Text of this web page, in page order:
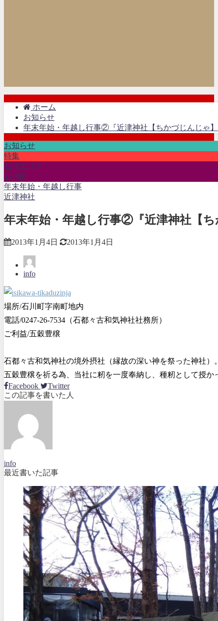
ホーム
お知らせ
年末年始・年越し行事②『近津神社【ちかづじんじゃ
お知らせ
特集
石川エリア
石川町
年末年始・年越し行事
近津神社
年末年始・年越し行事②『近津神社【
2013年1月4日 2013年1月4日
info
場所/石川町字南町地内
電話/0247-26-7534（石都々古和気神社社務所）
ご利益/五穀豊穣
石都々古和気神社の境外摂社（縁故の深い神を祭った神社）
五穀豊穣を祈る為、当社に籾を一度奉納し、種籾として授か
Facebook
Twitter
この記事を書いた人
info
最近書いた記事